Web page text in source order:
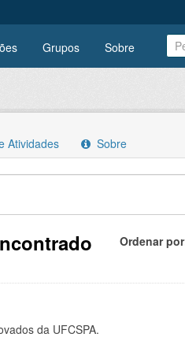
Grupos Sobre
Atividades Sobre
Ordenar por
da UFCSPA.